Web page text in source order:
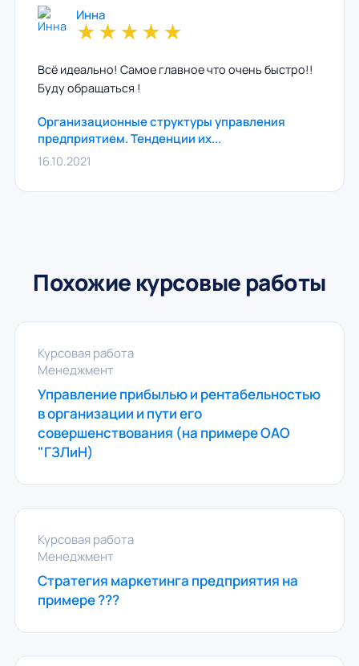
Инна
★★★★★
Всё идеально! Самое главное что очень быстро!!
Буду обращаться !
Организационные структуры управления
предприятием. Тенденции их...
16.10.2021
Похожие курсовые работы
Курсовая работа
Менеджмент
Управление прибылью и рентабельностью
в организации и пути его
совершенствования (на примере ОАО
"ГЗЛиН)
Курсовая работа
Менеджмент
Стратегия маркетинга предприятия на
примере ???